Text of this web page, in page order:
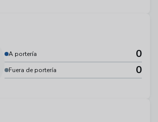
A portería 0
Fuera de portería 0